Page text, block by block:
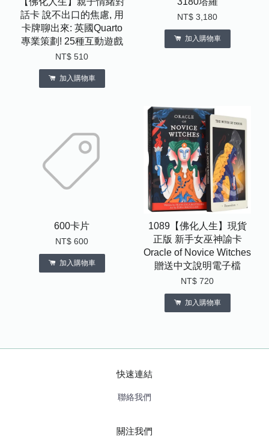
話卡 說不出口的焦慮, 用
卡牌聊出來: 英國Quarto
專業策劃! 25種互動遊戲
NT$ 510
加入購物車
NT$ 3,180
加入購物車
600卡片
NT$ 600
加入購物車
1089【佛化人生】現貨
正版 新手女巫神諭卡
Oracle of Novice Witches
贈送中文說明電子檔
NT$ 720
加入購物車
快速連結
聯絡我們
關注我們